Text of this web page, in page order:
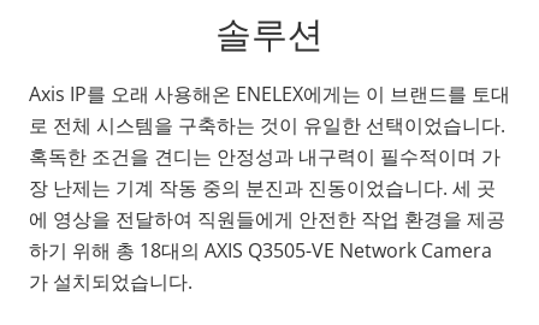
솔루션
Axis IP를 오래 사용해온 ENELEX에게는 이 브랜드를 토대
로 전체 시스템을 구축하는 것이 유일한 선택이었습니다.
혹독한 조건을 견디는 안정성과 내구력이 필수적이며 가
장 난제는 기계 작동 중의 분진과 진동이었습니다. 세 곳
에 영상을 전달하여 직원들에게 안전한 작업 환경을 제공
하기 위해 총 18대의 AXIS Q3505-VE Network Camera
가 설치되었습니다.